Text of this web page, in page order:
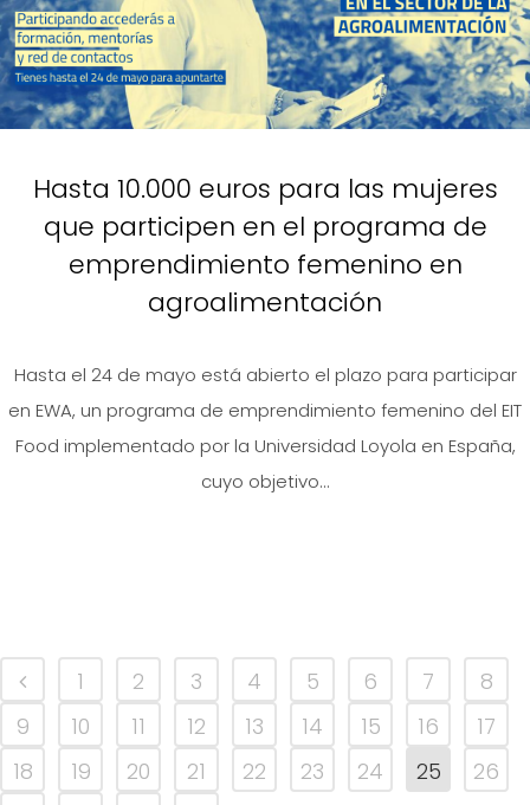
Hasta 10.000 euros para las mujeres
que participen en el programa de
emprendimiento femenino en
agroalimentación
Hasta el 24 de mayo está abierto el plazo para participar
en EWA, un programa de emprendimiento femenino del EIT
Food implementado por la Universidad Loyola en España,
cuyo objetivo...
1 2 3 4 5 6 7
8
9
10 11 12 13 14 15 16
17
18
19 20 21 22 23 24 25
26